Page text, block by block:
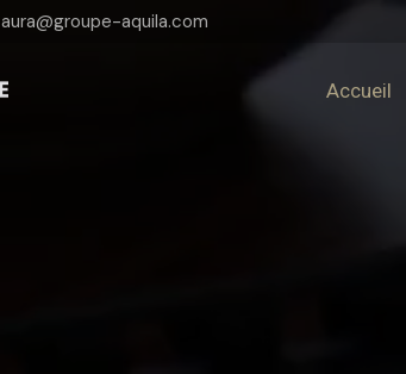
aura@groupe-aquila.com
Accueil